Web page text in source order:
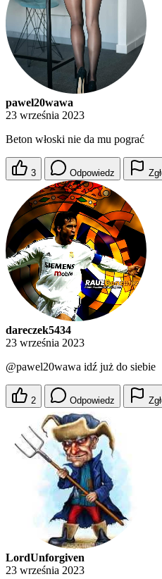
pawel20wawa
23 września 2023
Beton włoski nie da mu pograć
3 Odpowiedz
dareczek5434
23 września 2023
@pawel20wawa idź już do siebie
2 Odpowiedz
LordUnforgiven
23 września 2023